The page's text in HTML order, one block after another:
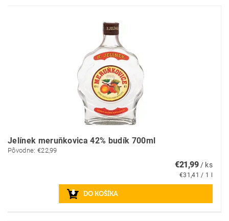
Jelínek meruňkovica 42% budík 700ml
Pôvodne: €22,99
€21,99 / ks
€31,41 / 1 l